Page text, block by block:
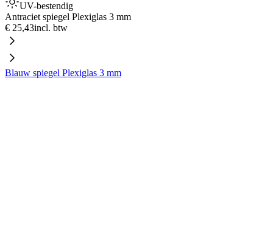
UV-bestendig
Antraciet spiegel Plexiglas 3 mm
€ 25,43incl. btw
Blauw spiegel Plexiglas 3 mm